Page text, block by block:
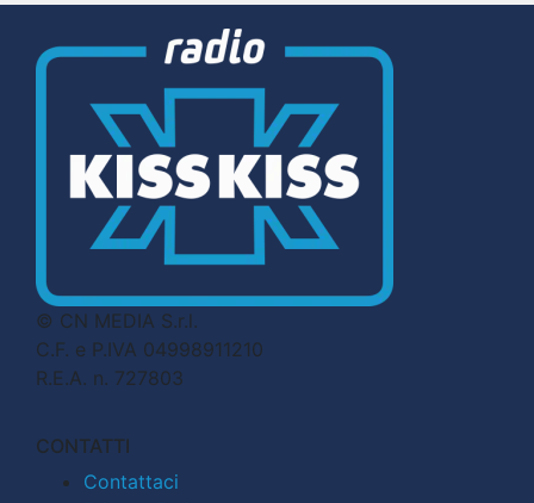
© CN MEDIA S.r.l.
C.F. e P.IVA 04998911210
R.E.A. n. 727803
CONTATTI
Contattaci